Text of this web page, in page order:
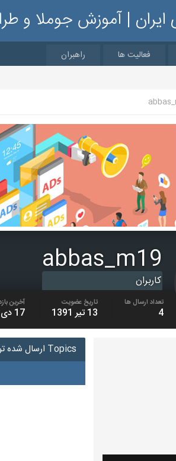
ایران | آموزش جوملا و
فعالیت ها راهبران
abbas_m19
کاربران
تعداد ارسال ها
4
تاریخ عضویت
13 تیر 1391
آخرین
17 دی 1400
Topics ارسال شده توسط abbas_m19